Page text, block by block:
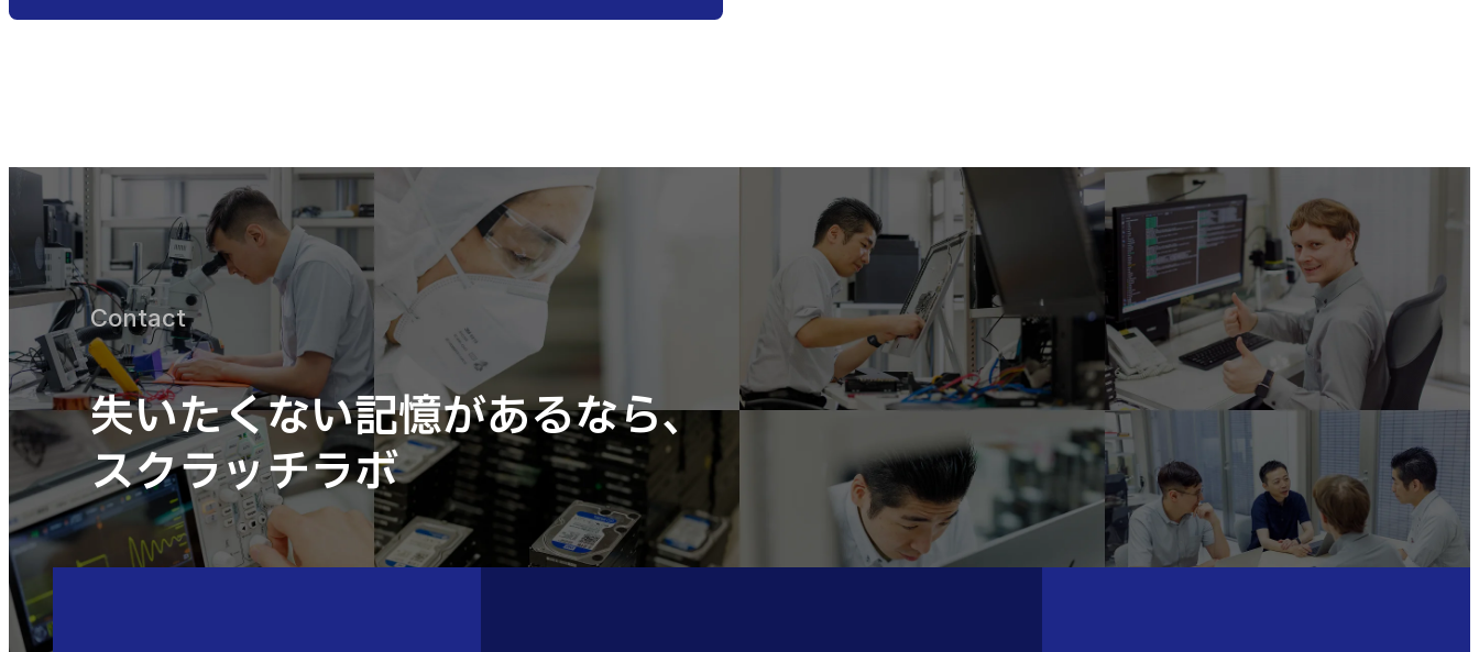
失いたくない記憶があるなら、
スクラッチラボ
Contact